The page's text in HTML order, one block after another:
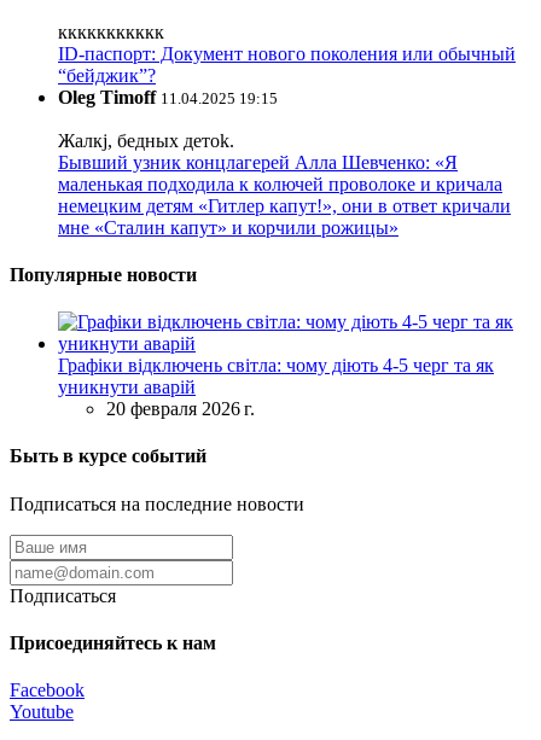
ккккккккккк
ID-паспорт: Документ нового поколения или обычный
“бейджик”?
Oleg Timoff 11.04.2025 19:15
Жалкj, бедных детok.
Бывший узник концлагерей Алла Шевченко: «Я
маленькая подходила к колючей проволоке и кричала
немецким детям «Гитлер капут!», они в ответ кричали
мне «Сталин капут» и корчили рожицы»
Популярные новости
Графіки відключень світла: чому діють 4-5 черг та як
уникнути аварій
20 февраля 2026 г.
Быть в курсе событий
Подписаться на последние новости
Подписаться
Присоединяйтесь к нам
Facebook
Youtube